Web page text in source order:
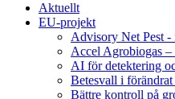
Aktuellt
EU-projekt
Advisory Net Pest
Accel Agrobiogas
AI för detektering
Betesvall i
Bättre kontroll på